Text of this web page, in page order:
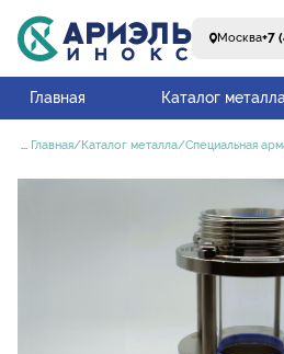
Москва+7
Главная Каталог металла
... Главная Каталог металла Специальная